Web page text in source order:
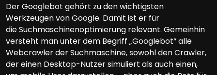
Der Googlebot gehört zu den wichtigsten
Werkzeugen von Google. Damit ist er für
die Suchmaschinenoptimierung relevant. Gemeinhin
versteht man unter dem Begriff „Googlebot“ alle
Webcrawler der Suchmaschine, sowohl den Crawler,
der einen Desktop-Nutzer simuliert als auch einen,